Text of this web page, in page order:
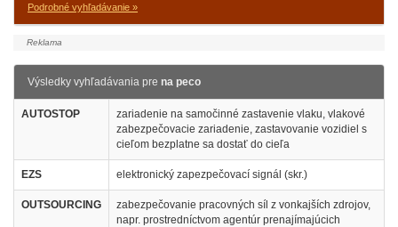
Podrobné vyhľadávanie »
Výsledky vyhľadávania pre na peco
AUTOSTOP
zariadenie na samočinné zastavenie vlaku, vlakové
zabezpečovacie zariadenie, zastavovanie vozidiel s
cieľom bezplatne sa dostať do cieľa
EZS elektronický zapezpečovací signál (skr.)
OUTSOURCING
zabezpečovanie pracovných síl z vonkajších zdrojov,
napr. prostredníctvom agentúr prenajímajúcich